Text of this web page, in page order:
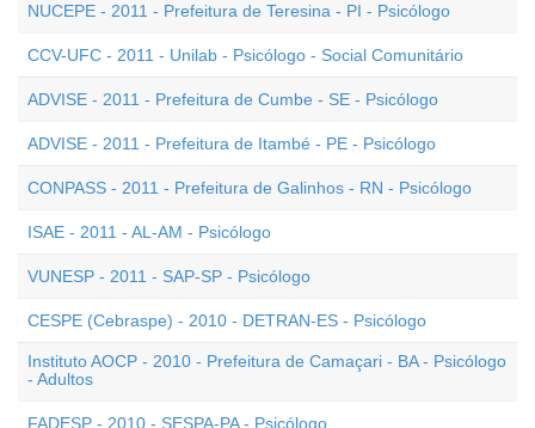
NUCEPE - 2011 - Prefeitura de Teresina - PI - Psicólogo
CCV-UFC - 2011 - Unilab - Psicólogo - Social Comunitário
ADVISE - 2011 - Prefeitura de Cumbe - SE - Psicólogo
ADVISE - 2011 - Prefeitura de Itambé - PE - Psicólogo
CONPASS - 2011 - Prefeitura de Galinhos - RN - Psicólogo
ISAE - 2011 - AL-AM - Psicólogo
VUNESP - 2011 - SAP-SP - Psicólogo
CESPE (Cebraspe) - 2010 - DETRAN-ES - Psicólogo
Instituto AOCP - 2010 - Prefeitura de Camaçari - BA - Psicólogo
- Adultos
FADESP - 2010 - SESPA-PA - Psicólogo